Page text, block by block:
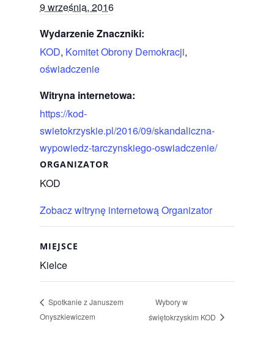
9 września, 2016
Wydarzenie Znaczniki:
KOD, Komitet Obrony Demokracji,
oświadczenie
Witryna internetowa:
https://kod-
swietokrzyskie.pl/2016/09/skandaliczna-
wypowiedz-tarczynskiego-oswiadczenie/
ORGANIZATOR
KOD
Zobacz witrynę internetową Organizator
MIEJSCE
Kielce
Spotkanie z Januszem
Onyszkiewiczem
Wybory w
świętokrzyskim KOD